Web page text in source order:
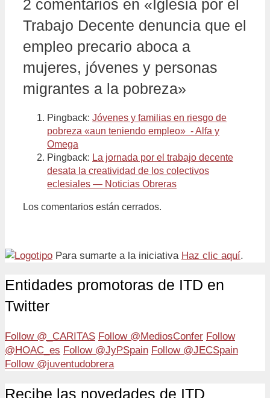
2 comentarios en «Iglesia por el
Trabajo Decente denuncia que el
empleo precario aboca a
mujeres, jóvenes y personas
migrantes a la pobreza»
Pingback: Jóvenes y familias en riesgo de
pobreza «aun teniendo empleo» - Alfa y
Omega
Pingback: La jornada por el trabajo decente
desata la creatividad de los colectivos
eclesiales — Noticias Obreras
Los comentarios están cerrados.
Para sumarte a la iniciativa Haz clic aquí.
Entidades promotoras de ITD en
Twitter
Follow @_CARITAS Follow @MediosConfer Follow
@HOAC_es Follow @JyPSpain Follow @JECSpain
Follow @juventudobrera
Recibe las novedades de ITD